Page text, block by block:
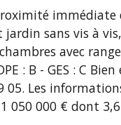
immédiate
jardin sans vis à
avec
: B - GES : C
05. Les
050 000 € dont